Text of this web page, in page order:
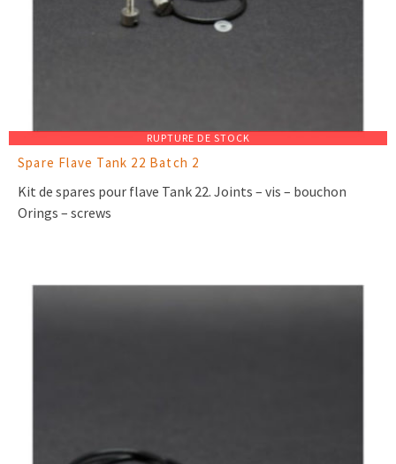
RUPTURE DE STOCK
Spare Flave Tank 22 Batch 2
Kit de spares pour flave Tank 22. Joints – vis – bouchon
Orings – screws